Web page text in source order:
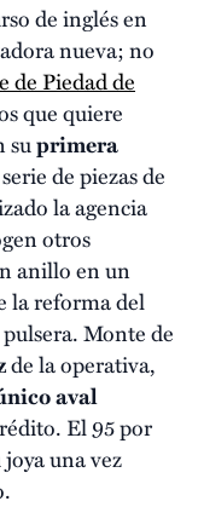
de inglés en
nueva; no
de Piedad de
que quiere
suprimera
de piezas de
la agencia
otros
anillo en un
la reforma del
Monte de
de la operativa,
aval
El 95 por
una vez